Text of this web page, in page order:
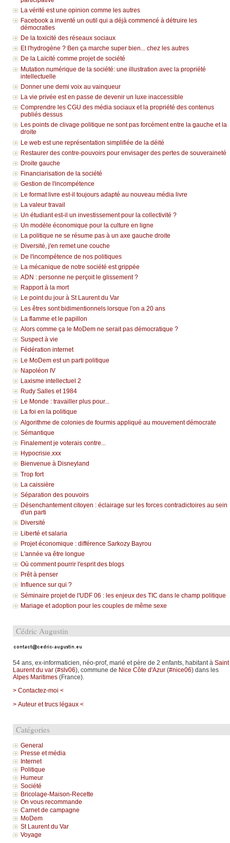
La vérité est une opinion comme les autres
Facebook a inventé un outil qui a déjà commencé à détruire les
démocraties
De la toxicité des réseaux sociaux
Et l'hydrogène ? Ben ça marche super bien... chez les autres
De la Laïcité comme projet de société
Mutation numérique de la société: une illustration avec la propriété
intellectuelle
Donner une demi voix au vainqueur
La vie privée est en passe de devenir un luxe inaccessible
Comprendre les CGU des média sociaux et la propriété des contenus
publiés dessus
Les points de clivage politique ne sont pas forcément entre la gauche et la
droite
Le web est une représentation simplifiée de la déité
Restaurer des contre-pouvoirs pour envisager des pertes de souveraineté
Droite gauche
Financiarisation de la société
Gestion de l'incompétence
Le format livre est-il toujours adapté au nouveau média livre
La valeur travail
Un étudiant est-il un investissement pour la collectivité ?
Un modèle économique pour la culture en ligne
La politique ne se résume pas à un axe gauche droite
Diversité, j'en remet une couche
De l'incompétence de nos politiques
La mécanique de notre société est grippée
ADN : personne ne perçoit le glissement ?
Rapport à la mort
Le point du jour à St Laurent du Var
Les êtres sont bidimentionnels lorsque l'on a 20 ans
La flamme et le papillon
Alors comme ça le MoDem ne serait pas démocratique ?
Suspect à vie
Fédération internet
Le MoDem est un parti politique
Napoléon IV
Laxisme intellectuel 2
Rudy Salles et 1984
Le Monde : travailler plus pour...
La foi en la politique
Algorithme de colonies de fourmis appliqué au mouvement démocrate
Sémantique
Finalement je voterais contre...
Hypocrisie.xxx
Bienvenue à Disneyland
Trop fort
La caissière
Séparation des pouvoirs
Désenchantement citoyen : éclairage sur les forces contradictoires au sein
d'un parti
Diversité
Liberté et salaria
Projet économique : différence Sarkozy Bayrou
L'année va être longue
Où comment pourrir l'esprit des blogs
Prêt à penser
Influence sur qui ?
Séminaire projet de l'UDF 06 : les enjeux des TIC dans le champ politique
Mariage et adoption pour les couples de même sexe
Cédric Augustin
54 ans, ex-informaticien, néo-prof, marié et père de 2 enfants, habitant à Saint
Laurent du var(#slv06), commune de Nice Côte d'Azur(#nice06) dans les
Alpes Maritimes(France).
> Contactez-moi <
> Auteur et trucs légaux <
Catégories
General
Presse et média
Internet
Politique
Humeur
Société
Bricolage-Maison-Recette
On vous recommande
Carnet de campagne
MoDem
St Laurent du Var
Voyage